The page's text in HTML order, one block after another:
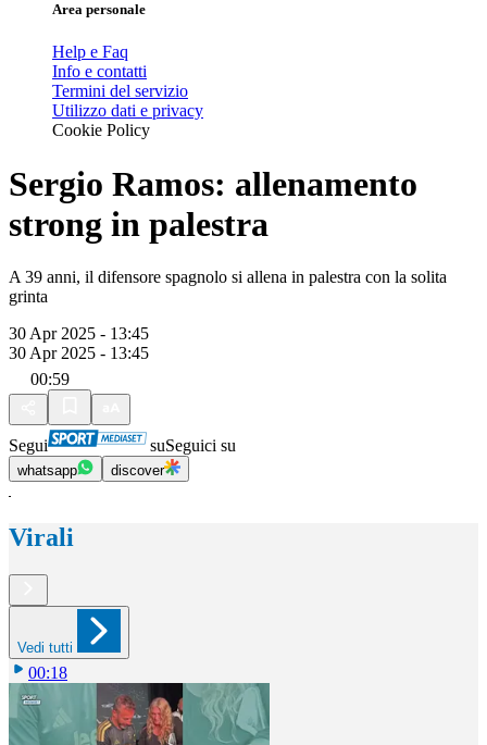
Area personale
Help e Faq
Info e contatti
Termini del servizio
Utilizzo dati e privacy
Cookie Policy
Sergio Ramos: allenamento
strong in palestra
A 39 anni, il difensore spagnolo si allena in palestra con la solita
grinta
30 Apr 2025 - 13:45
30 Apr 2025 - 13:45
00:59
Segui suSeguici su
whatsapp discover
Virali
Vedi tutti
00:18